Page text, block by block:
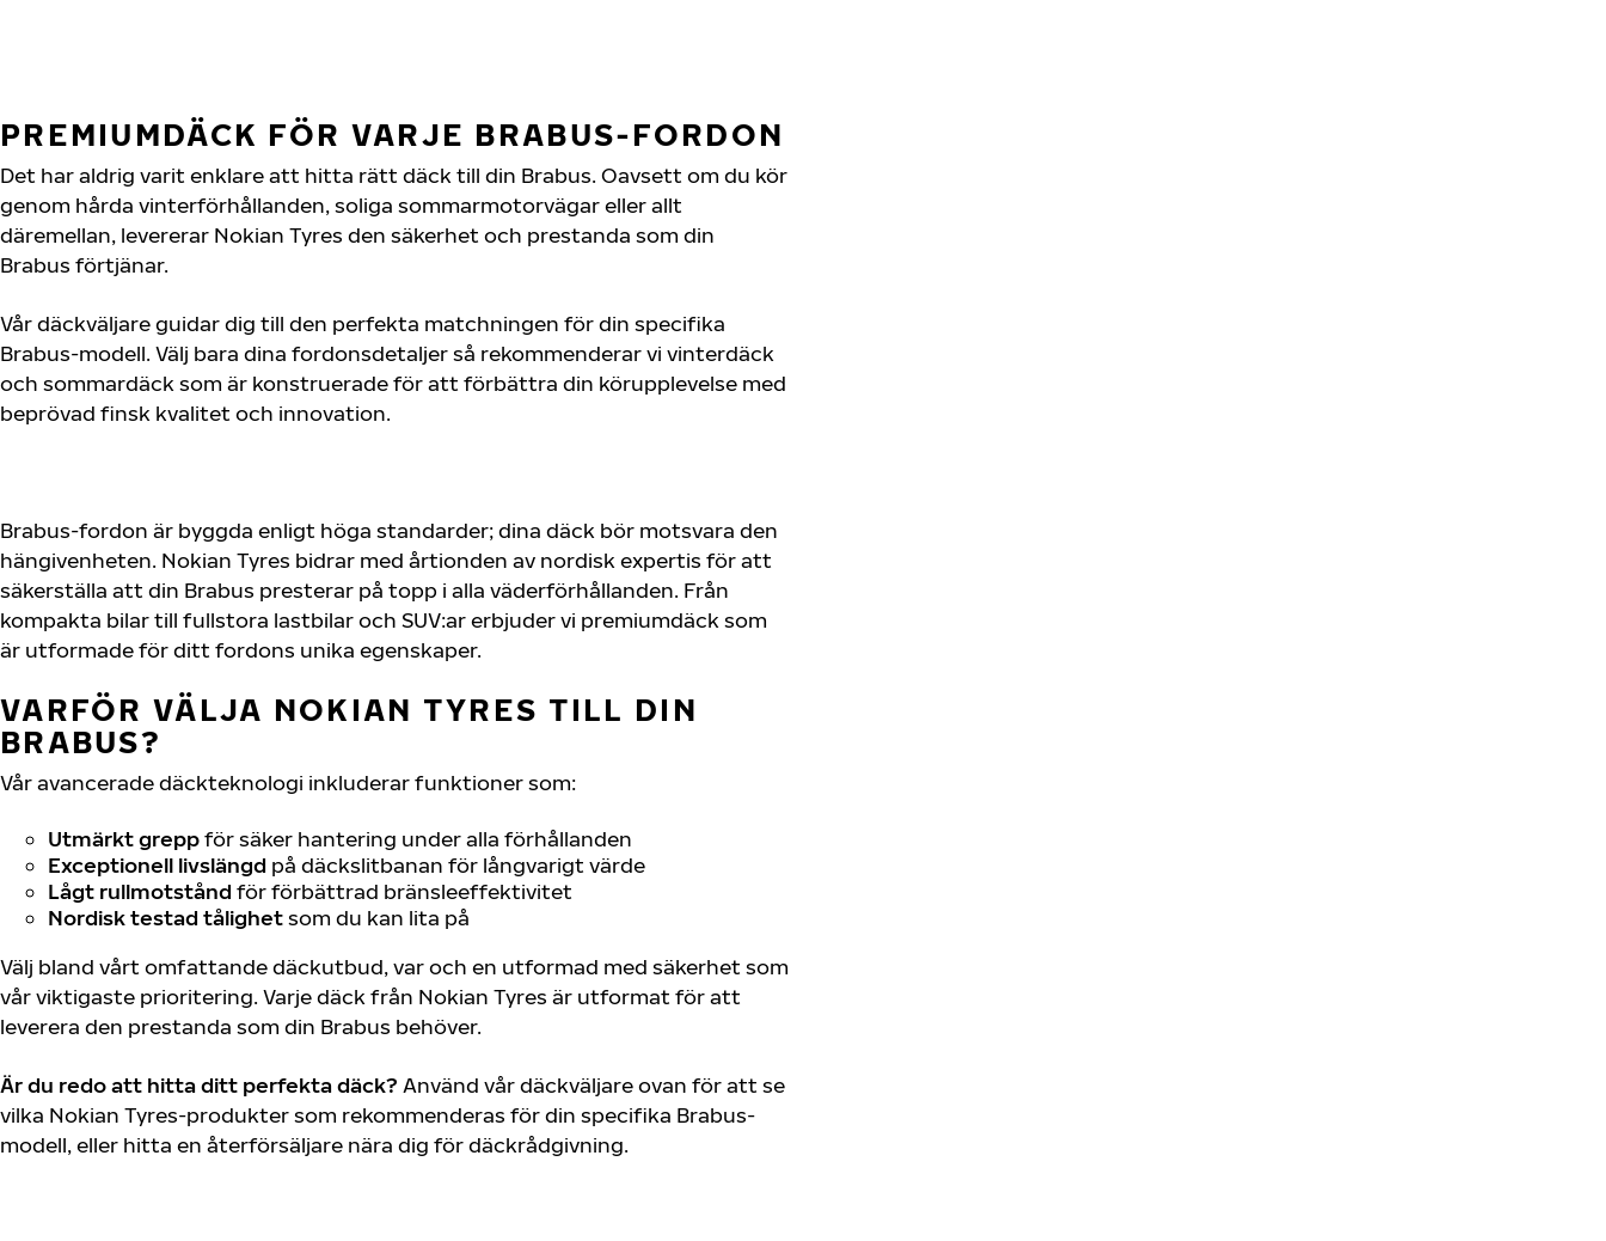
PREMIUMDÄCK FÖR VARJE BRABUS-FORDON
Det har aldrig varit enklare att hitta rätt däck till din Brabus. Oavsett om du kör
genom hårda vinterförhållanden, soliga sommarmotorvägar eller allt
däremellan, levererar Nokian Tyres den säkerhet och prestanda som din
Brabus förtjänar.
Vår däckväljare guidar dig till den perfekta matchningen för din specifika
Brabus-modell. Välj bara dina fordonsdetaljer så rekommenderar vi vinterdäck
och sommardäck som är konstruerade för att förbättra din körupplevelse med
beprövad finsk kvalitet och innovation.
Brabus-fordon är byggda enligt höga standarder; dina däck bör motsvara den
hängivenheten. Nokian Tyres bidrar med årtionden av nordisk expertis för att
säkerställa att din Brabus presterar på topp i alla väderförhållanden. Från
kompakta bilar till fullstora lastbilar och SUV:ar erbjuder vi premiumdäck som
är utformade för ditt fordons unika egenskaper.
VARFÖR VÄLJA NOKIAN TYRES TILL DIN
BRABUS?
Vår avancerade däckteknologi inkluderar funktioner som:
Utmärkt greppför säker hantering under alla förhållanden
Exceptionell livslängd på däckslitbanan för långvarigt värde
Lågt rullmotstånd för förbättrad bränsleeffektivitet
Nordisk testad tålighetsom du kan lita på
Välj bland vårt omfattande däckutbud, var och en utformad med säkerhet som
vår viktigaste prioritering. Varje däck från Nokian Tyres är utformat för att
leverera den prestanda som din Brabus behöver.
Är du redo att hitta ditt perfekta däck? Använd vår däckväljare ovan för att se
vilka Nokian Tyres-produkter som rekommenderas för din specifika Brabus-
modell, eller hitta en återförsäljare nära dig för däckrådgivning.